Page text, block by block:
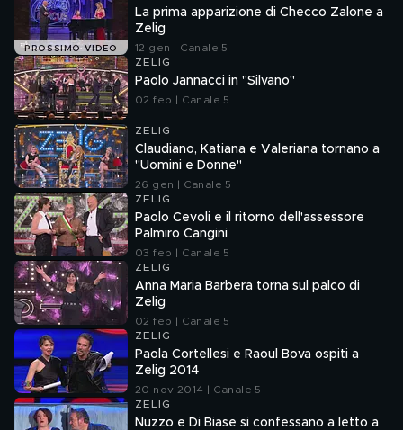
PROSSIMO VIDEO
La prima apparizione di Checco Zalone a
Zelig
12 gen | Canale 5
ZELIG
Paolo Jannacci in "Silvano"
02 feb | Canale 5
ZELIG
Claudiano, Katiana e Valeriana tornano a
"Uomini e Donne"
26 gen | Canale 5
ZELIG
Paolo Cevoli e il ritorno dell'assessore
Palmiro Cangini
03 feb | Canale 5
ZELIG
Anna Maria Barbera torna sul palco di
Zelig
02 feb | Canale 5
ZELIG
Paola Cortellesi e Raoul Bova ospiti a
Zelig 2014
20 nov 2014 | Canale 5
ZELIG
Nuzzo e Di Biase si confessano a letto a